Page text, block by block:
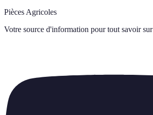
Pièces Agricoles
Votre source d'information pour tout savoir sur